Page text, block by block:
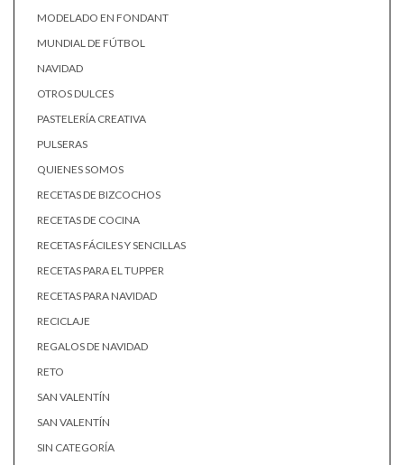
MODELADO EN FONDANT
MUNDIAL DE FÚTBOL
NAVIDAD
OTROS DULCES
PASTELERÍA CREATIVA
PULSERAS
QUIENES SOMOS
RECETAS DE BIZCOCHOS
RECETAS DE COCINA
RECETAS FÁCILES Y SENCILLAS
RECETAS PARA EL TUPPER
RECETAS PARA NAVIDAD
RECICLAJE
REGALOS DE NAVIDAD
RETO
SAN VALENTÍN
SAN VALENTÍN
SIN CATEGORÍA